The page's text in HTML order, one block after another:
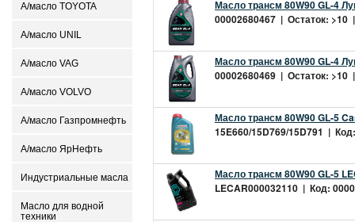
А/масло TOYOTA
А/масло UNIL
А/масло VAG
А/масло VOLVO
А/масло Газпромнефть
А/масло ЯрНефть
Индустриальные масла
Масло для водной
техники
Масло трансм 80W90 GL-4
00002680467 | Остаток: >10
Масло трансм 80W90 GL-4
00002680469 | Остаток: >10
Масло трансм 80W90 GL-5
15E660/15D769/15D791 |
Масло трансм 80W90 GL-5
LECAR000032110 | Код: